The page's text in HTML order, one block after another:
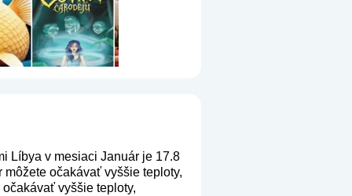
Líbya v mesiaci Január je 17.8
očakávať vyššie teploty,
vyššie teploty,